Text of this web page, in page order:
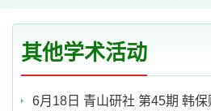
其他学术活动
6月18日 青山研社 第45期 韩